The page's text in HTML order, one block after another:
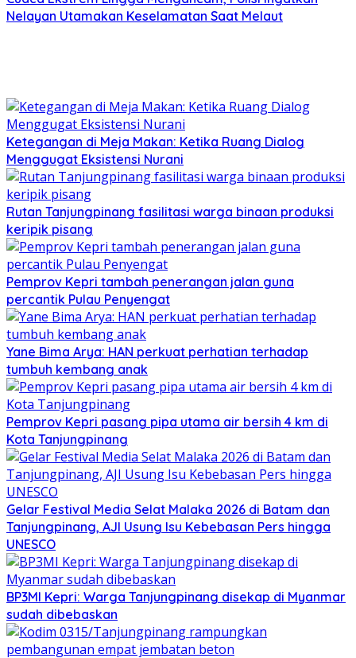
Nelayan Utamakan Keselamatan Saat Melaut
Ketegangan di Meja Makan: Ketika Ruang Dialog
Menggugat Eksistensi Nurani
Rutan Tanjungpinang fasilitasi warga binaan produksi
keripik pisang
Pemprov Kepri tambah penerangan jalan guna
percantik Pulau Penyengat
Yane Bima Arya: HAN perkuat perhatian terhadap
tumbuh kembang anak
Pemprov Kepri pasang pipa utama air bersih 4 km di
Kota Tanjungpinang
Gelar Festival Media Selat Malaka 2026 di Batam dan
Tanjungpinang, AJI Usung Isu Kebebasan Pers hingga
UNESCO
BP3MI Kepri: Warga Tanjungpinang disekap di Myanmar
sudah dibebaskan